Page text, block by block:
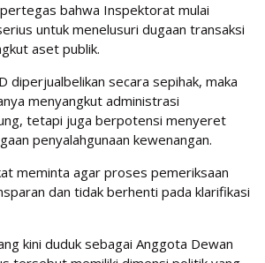
bahwa Inspektorat mulai
untuk menelusuri dugaan transaksi
aset publik.
diperjualbelikan secara sepihak, maka
menyangkut administrasi
tetapi juga berpotensi menyeret
penyalahgunaan kewenangan.
meminta agar proses pemeriksaan
dan tidak berhenti pada klarifikasi
kini duduk sebagai Anggota Dewan